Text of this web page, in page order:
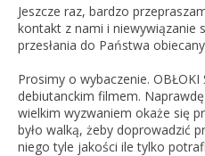
Jeszcze raz, bardzo
kontakt z nami i niewywiązanie
przesłania do Państwa
Prosimy o wybaczenie. OBŁOKI
debiutanckim filmem.
wielkim wyzwaniem okaże się
było walką, żeby doprowadzić
niego tyle jakości ile tylko